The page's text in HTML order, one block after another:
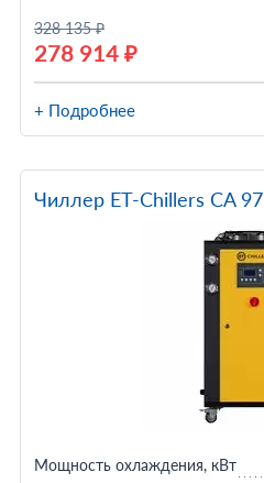
328 135 ₽
278 914 ₽
+ Подробнее
Чиллер ET-Chillers CA 97
Мощность охлаждения, кВт